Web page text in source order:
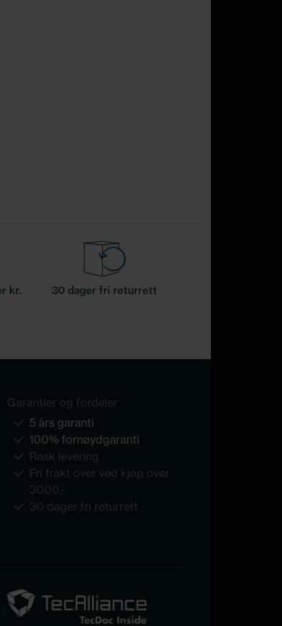
kr.
30 dager fri returrett
Garantier og fordeler
5 års garanti
100% fornøydgaranti
Rask levering
Fri frakt over ved kjøp over
3000,-
30 dager fri returrett